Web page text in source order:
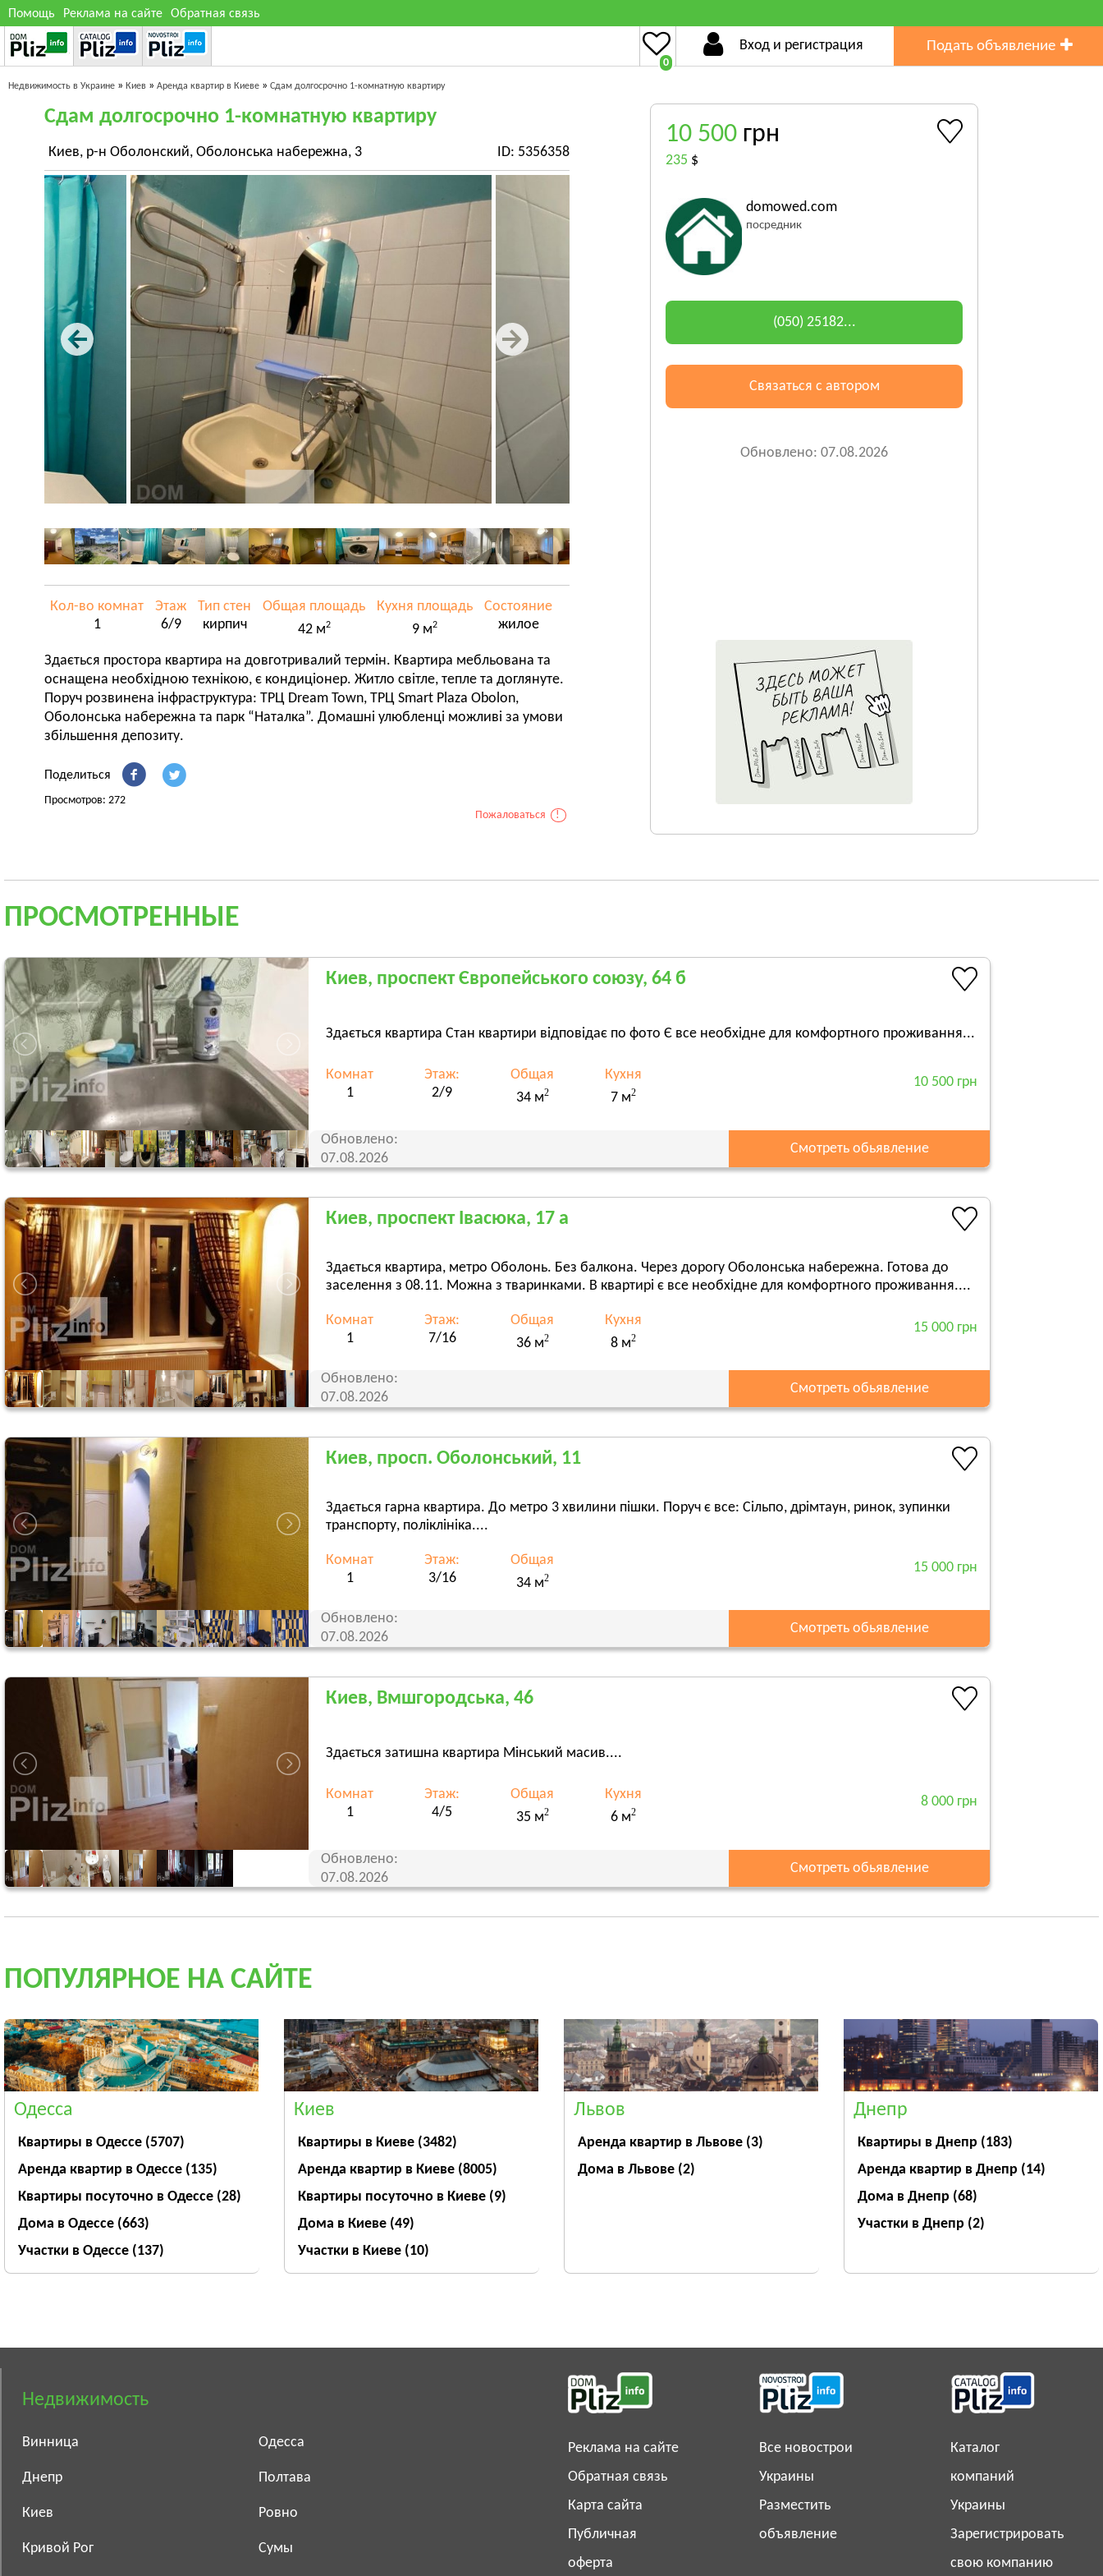
Помощь Реклама на сайте Обратная связь
0
Вход и регистрация Подать объявление
Недвижимость в Украине » Киев » Аренда квартир в Киеве » Сдам долгосрочно 1-комнатную квартиру
Сдам долгосрочно 1-комнатную квартиру
Киев, р-н Оболонский, Оболонська набережна, 3 ID: 5356358
Кол-во комнат
1
Этаж
6/9
Тип стен
кирпич
Общая площадь
42 м2
Кухня площадь
9 м2
Состояние
жилое
Здається простора квартира на довготривалий термін. Квартира мебльована та
оснащена необхідною технікою, є кондиціонер. Житло світле, тепле та доглянуте.
Поруч розвинена інфраструктура: ТРЦ Dream Town, ТРЦ Smart Plaza Obolon,
Оболонська набережна та парк “Наталка”. Домашні улюбленці можливі за умови
збільшення депозиту.
Поделиться
Просмотров: 272
Пожаловаться
!
10 500 грн
235 $
domowed.com
посредник
(050) 25182...
Связаться с автором
Обновлено: 07.08.2026
ПРОСМОТРЕННЫЕ
Киев, проспект Європейського союзу, 64 б
Здається квартира Стан квартири відповідає по фото Є все необхідне для комфортного проживання...
Комнат
1
Этаж:
2/9
Общая
34 м2
Кухня
7 м2
10 500 грн
Обновлено:
07.08.2026
Смотреть обьявление
Киев, проспект Івасюка, 17 а
Здається квартира, метро Оболонь. Без балкона. Через дорогу Оболонська набережна. Готова до
заселення з 08.11. Можна з тваринками. В квартирі є все необхідне для комфортного проживання....
Комнат
1
Этаж:
7/16
Общая
36 м2
Кухня
8 м2
15 000 грн
Обновлено:
07.08.2026
Смотреть обьявление
Киев, просп. Оболонський, 11
Здається гарна квартира. До метро 3 хвилини пішки. Поруч є все: Сільпо, дрімтаун, ринок, зупинки
транспорту, поліклініка....
Комнат
1
Этаж:
3/16
Общая
34 м2
15 000 грн
Обновлено:
07.08.2026
Смотреть обьявление
Киев, Вмшгородська, 46
Здається затишна квартира Мінський масив....
Комнат
1
Этаж:
4/5
Общая
35 м2
Кухня
6 м2
8 000 грн
Обновлено:
07.08.2026
Смотреть обьявление
ПОПУЛЯРНОЕ НА САЙТЕ
Одесса
Квартиры в Одессе (5707)
Аренда квартир в Одессе (135)
Квартиры посуточно в Одессе (28)
Дома в Одессе (663)
Участки в Одессе (137)
Киев
Квартиры в Киеве (3482)
Аренда квартир в Киеве (8005)
Квартиры посуточно в Киеве (9)
Дома в Киеве (49)
Участки в Киеве (10)
Львов
Аренда квартир в Львове (3)
Дома в Львове (2)
Днепр
Квартиры в Днепр (183)
Аренда квартир в Днепр (14)
Дома в Днепр (68)
Участки в Днепр (2)
Недвижимость
Винница
Днепр
Киев
Кривой Рог
Одесса
Полтава
Ровно
Сумы
Реклама на сайте
Обратная связь
Карта сайта
Публичная
оферта
Все новострои
Украины
Разместить
объявление
Каталог
компаний
Украины
Зарегистрировать
свою компанию